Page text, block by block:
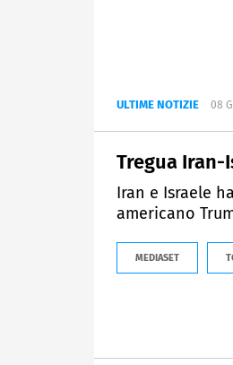
ULTIME NOTIZIE 08
Tregua
Iran e Israele
americano
MEDIASET